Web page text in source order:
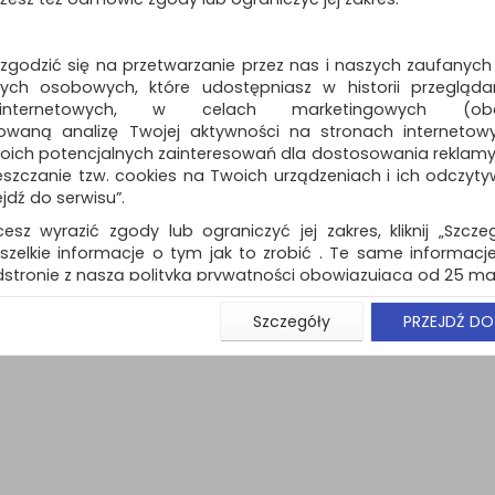
(0)
się na przetwarzanie przez nas i naszych
osobowych, które udostępniasz w historii
w celach marketingowych
analizę Twojej aktywności na stronach
potencjalnych zainteresowań dla dostosowania
tzw. cookies na Twoich urządzeniach i ich
do serwisu”.
wyrazić zgody lub ograniczyć jej zakres, kliknij
informacje o tym jak to zrobić . Te same
z naszą polityką prywatności obowiązującą od 25
użytkowników zalogowanych, aby umożliwić
i związane z tym prawidłowe działanie naszej
np. wysłanie potwierdzenia zamówienia na
Szczegóły PRZEJDŹ